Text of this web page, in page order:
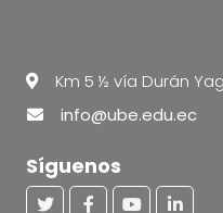
Km 5 ½ vía Durán
info@ube.edu.ec
Síguenos